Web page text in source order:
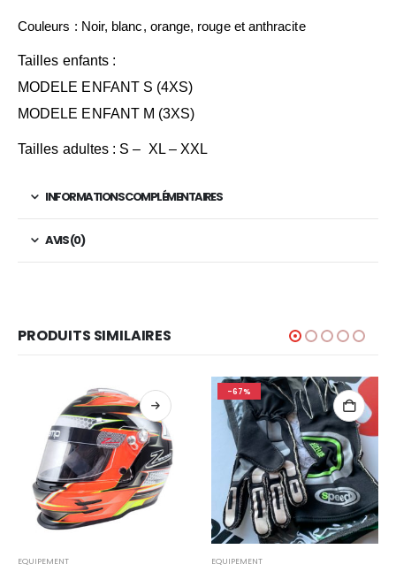
Couleurs : Noir, blanc, orange, rouge et anthracite
Tailles enfants :
MODELE ENFANT S (4XS)
MODELE ENFANT M (3XS)
Tailles adultes : S – XL – XXL
INFORMATIONS COMPLÉMENTAIRES
AVIS (0)
PRODUITS SIMILAIRES
EQUIPEMENT
-67%
EQUIPEMENT